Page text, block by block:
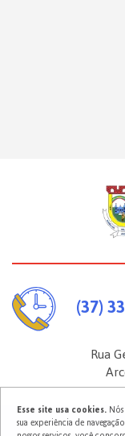
(37)
Rua
2026 ©Prefeitura
Esse site usa cookies.
sua experiência de